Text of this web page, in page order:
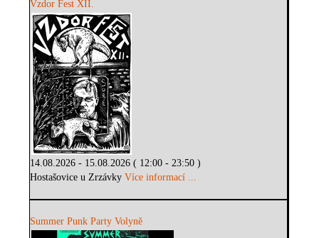
Vzdor Fest XII.
14.08.2026 - 15.08.2026 ( 12:00 - 23:50 )
Hostašovice u ZrzávkyVíce informací ...
Summer Punk Party Volyně